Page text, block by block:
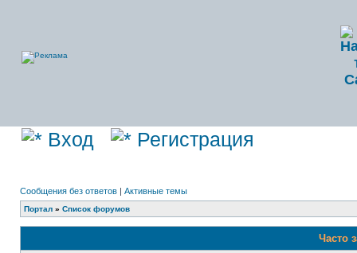
Вход Регистрация
Сообщения без ответов | Активные темы
Портал » Список форумов
Часто